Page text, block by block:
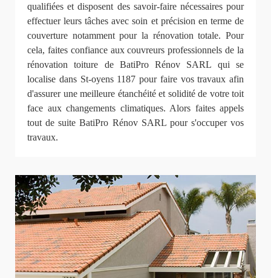
qualifiées et disposent des savoir-faire nécessaires pour
effectuer leurs tâches avec soin et précision en terme de
couverture notamment pour la rénovation totale. Pour
cela, faites confiance aux couvreurs professionnels de la
rénovation toiture de BatiPro Rénov SARL qui se
localise dans St-oyens 1187 pour faire vos travaux afin
d'assurer une meilleure étanchéité et solidité de votre toit
face aux changements climatiques. Alors faites appels
tout de suite BatiPro Rénov SARL pour s'occuper vos
travaux.